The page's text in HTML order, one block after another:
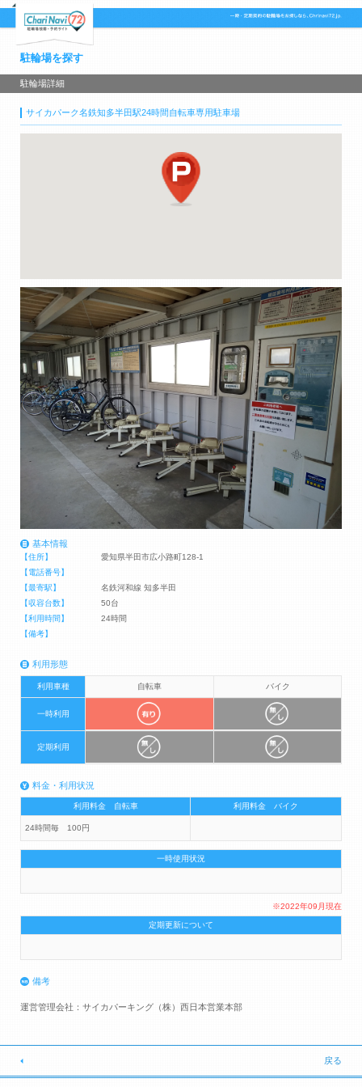
駐輪場を探す
駐輪場詳細
サイカパーク名鉄知多半田駅24時間自転車専用駐車場
基本情報
【住所】
愛知県半田市広小路町128-1
【電話番号】
【最寄駅】
名鉄河和線 知多半田
【収容台数】
50台
【利用時間】
24時間
【備考】
利用形態
利用車種 自転車 バイク
一時利用
定期利用
料金・利用状況
利用料金 自転車 利用料金 バイク
24時間毎 100円
一時使用状況
※2022年09月現在
定期更新について
備考
運営管理会社：サイカパーキング（株）西日本営業本部
戻る